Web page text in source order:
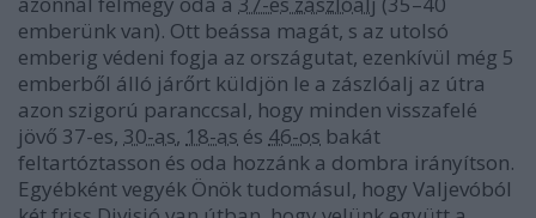
emberünk van). Ott beássa magát, s az utolsó
emberig védeni fogja az országutat, ezenkívül még 5
emberből álló járőrt küldjön le a zászlóalj az útra
azon szigorú paranccsal, hogy minden visszafelé
jövő 37-es, 30-as, 18-as és 46-os bakát
feltartóztasson és oda hozzánk a dombra irányítson.
Egyébként vegyék Önök tudomásul, hogy Valjevóból